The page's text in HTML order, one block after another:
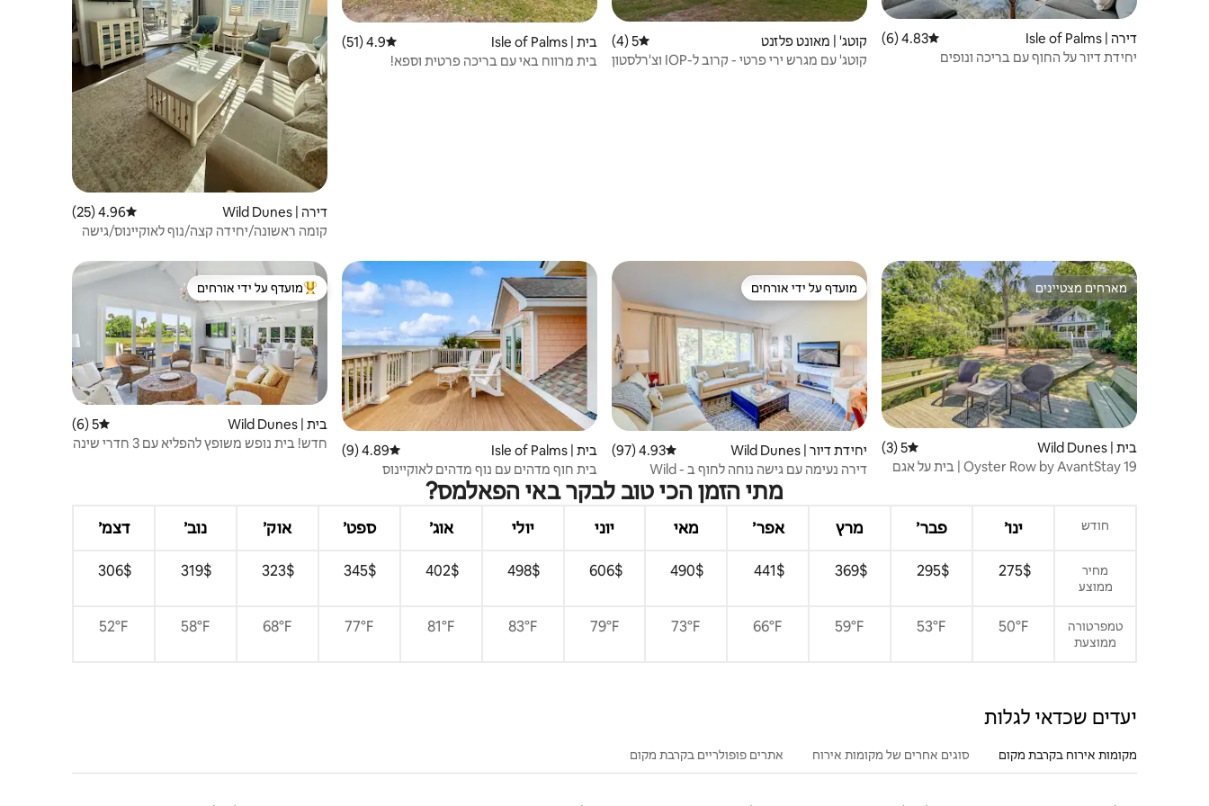
דירה | Isle of Palms דירוג ממוצע של 4.83 מתוך 5, 6 ביקורות
4.83 (6)
יחידת דיור על החוף עם בריכה ונופים
קוטג' | מאונט פלזנט דירוג ממוצע של 5 מתוך 5, 4 ביקורות
5 (4)
קוטג' עם מגרש ירי פרטי - קרוב ל-IOP וצ'רלסטון
בית | Isle of Palms דירוג ממוצע של 4.9 מתוך 5, 51 ביקורות
4.9 (51)
בית מרווח באי עם בריכה פרטית וספא!
דירה | Wild Dunes דירוג ממוצע של 4.96 מתוך 5, 25 ביקורות
4.96 (25)
קומה ראשונה/יחידה קצה/נוף לאוקיינוס/גישה
מארחים מצטיינים
מארחים מצטיינים
בית | Wild Dunes דירוג ממוצע של 5 מתוך 5, 3 ביקורות
5 (3)
19 Oyster Row by AvantStay | בית על אגם
מועדף על ידי אורחים
מועדף על ידי אורחים
יחידת דיור | Wild Dunes דירוג ממוצע של 4.93 מתוך 5, 97 ביקורות
4.93 (97)
דירה נעימה עם גישה נוחה לחוף ב - Wild
בית | Isle of Palms דירוג ממוצע של 4.89 מתוך 5, 9 ביקורות
4.89 (9)
בית חוף מדהים עם נוף מדהים לאוקיינוס
מוביל בקרב נכסים מועדפים על ידי אורחים
מועדף על ידי אורחים
בית | Wild Dunes דירוג ממוצע של 5 מתוך 5, 6 ביקורות
5 (6)
חדש! בית נופש משופץ להפליא עם 3 חדרי שינה
מתי הזמן הכי טוב לבקר באי הפאלמס?
חודש ינו׳ פבר׳ מרץ אפר׳ מאי יוני יולי אוג׳ ספט׳ אוק׳ נוב׳ דצמ׳
מחיר
ממוצע
$‏275 ‏
$‏295 ‏
$‏369 ‏
$‏441 ‏
$‏490 ‏
$‏606 ‏
$‏498 ‏
$‏402 ‏
$‏345 ‏
$‏323 ‏
$‏319 ‏
$‏306 ‏
טמפרטורה
ממוצעת
50°F
53°F
59°F
66°F
73°F
79°F
83°F
81°F
77°F
68°F
58°F
52°F
יעדים שכדאי לגלות
מקומות אירוח בקרבת מקום סוגים אחרים של מקומות אירוח אתרים פופולריים בקרבת מקום